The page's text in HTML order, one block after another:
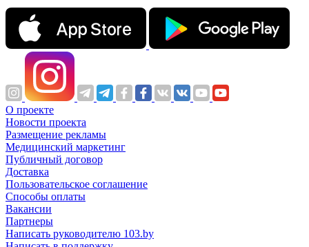
О проекте
Новости проекта
Размещение рекламы
Медицинский маркетинг
Публичный договор
Доставка
Пользовательское соглашение
Способы оплаты
Вакансии
Партнеры
Написать руководителю 103.by